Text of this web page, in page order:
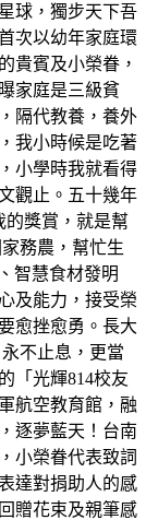
球，獨步天下吾
次以幼年家庭環
貴賓及小榮眷，
家庭是三級貧
隔代教養，養外
我小時候是吃著
小學時我就看得
觀止。五十幾年
的獎賞，就是幫
務農，幫忙生
智慧食材發明
及能力，接受榮
愈挫愈勇。長大
不止息，更當
「光輝814校友
航空教育館，融
逐夢藍天！台南
小榮眷代表致詞
達對捐助人的感
贈花束及親筆感